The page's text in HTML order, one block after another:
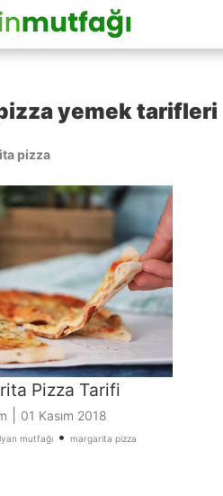
yemek tarifleri
pizza
Pizza Tarifi
01 Kasım 2018
mutfağı• margarita pizza